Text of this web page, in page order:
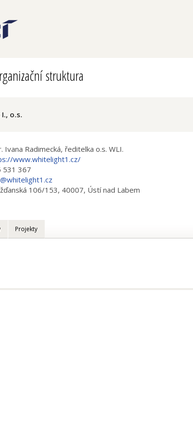
struktura
o.s.
Ivana Radimecká, ředitelka o.s. WLI.
www.whitelight1.cz/
531 367
106/153, 40007, Ústí nad Labem
Projekty